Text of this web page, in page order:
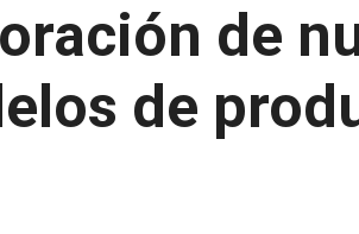
de
de